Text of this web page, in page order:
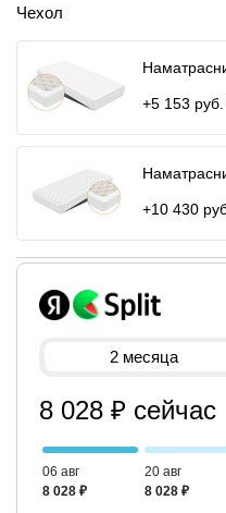
Чехол
+5 153 руб.
+10 430
2 месяца
8 028 ₽ сейчас
06 авг
8 028 ₽
20 авг
8 028 ₽